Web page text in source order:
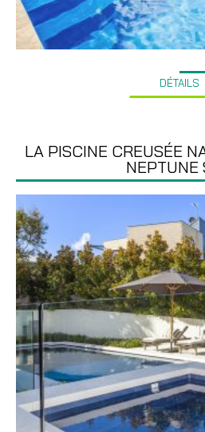
DÉTAILS
LA PISCINE CREUSÉE
NEPTUNE